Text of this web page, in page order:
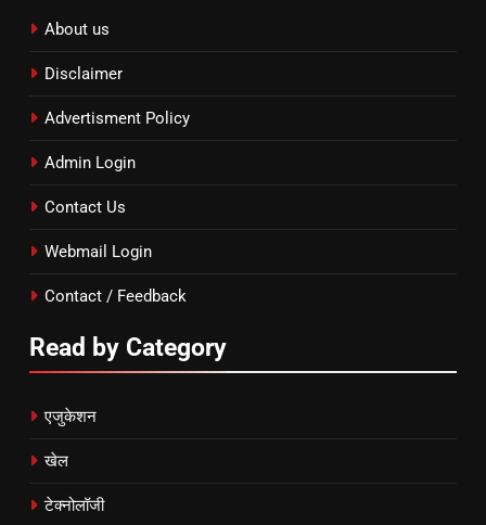
About us
Disclaimer
Advertisment Policy
Admin Login
Contact Us
Webmail Login
Contact / Feedback
Read by Category
एजुकेशन
खेल
टेक्नोलॉजी